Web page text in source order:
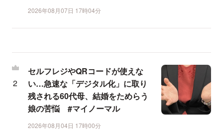
2026年08月07日 17時04分
セルフレジやQRコードが使えな
い…急速な「デジタル化」に取り
残される60代母、結婚をためらう
娘の苦悩 #マイノーマル
2026年08月04日 17時00分